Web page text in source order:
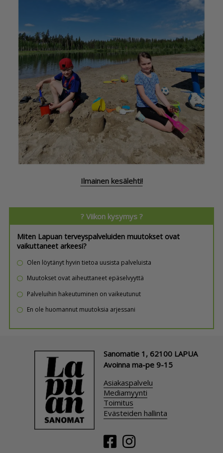
Ilmainen kesälehti!
? Viikon kysymys ?
Miten Lapuan terveyspalveluiden muutokset ovat
vaikuttaneet arkeesi?
Olen löytänyt hyvin tietoa uusista palveluista
Muutokset ovat aiheuttaneet epäselvyyttä
Palveluihin hakeutuminen on vaikeutunut
En ole huomannut muutoksia arjessani
Sanomatie 1, 62100 LAPUA
Avoinna ma-pe 9-15
Asiakaspalvelu
Mediamyynti
Toimitus
Evästeiden hallinta